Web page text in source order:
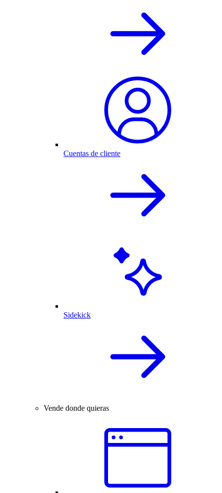
Cuentas de cliente
Sidekick
Vende donde quieras